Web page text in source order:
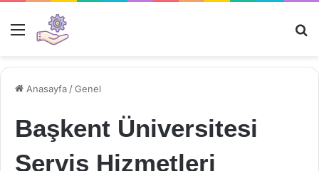
Menü
Anasayfa /Genel
Başkent Üniversitesi
Servis Hizmetleri